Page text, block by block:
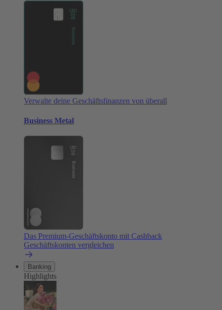
Verwalte deine Geschäftsfinanzen von überall
Business Metal
Das Premium-Geschäftskonto mit Cashback
Geschäftskonten vergleichen
Banking
Highlights